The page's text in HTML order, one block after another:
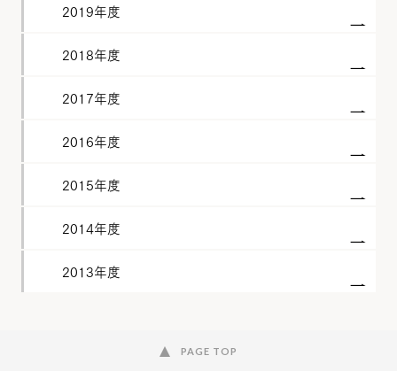
2019年度
2018年度
2017年度
2016年度
2015年度
2014年度
2013年度
PAGE TOP